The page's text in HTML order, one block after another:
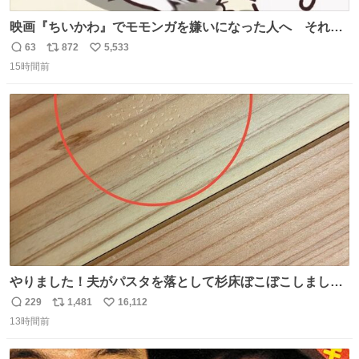
映画『ちいかわ』でモモンガを嫌いになった人へ それで
も愛される理由と可能性 kai-you.net/article/96186 『映画
ちいかわ 人魚の島のひみつ』を3回観て、原作も追ってい
す。ちいかわ初心者向けです🖊
返
信
63
リ
ポ
ト
数
872
い
数
5,533
15時間前
やりました！夫がパスタを落として杉床ぼこぼこしまし
た！よかったーーー！ファーストぼこぼこ自分じゃなく
て！これで第二波いつでもいけます！！！✌️いやーほっと
返
信
229
リ
1,481
い
16,112
13時間前